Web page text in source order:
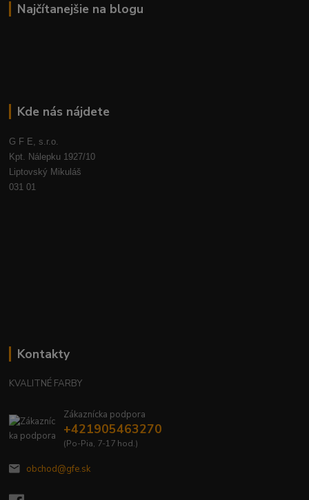
Najčítanejšie na blogu
Kde nás nájdete
G F E, s.r.o.
Kpt. Nálepku 1927/10
Liptovský Mikuláš
031 01
Kontakty
KVALITNÉ FARBY
Zákaznícka podpora
+421905463270
(Po-Pia, 7-17 hod.)
obchod@gfe.sk